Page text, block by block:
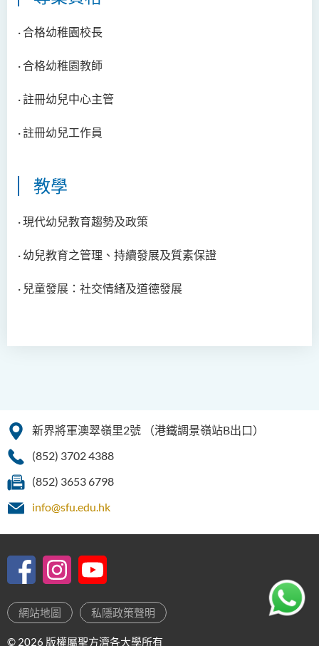
· 合格幼稚園校長
· 合格幼稚園教師
· 註冊幼兒中心主管
· 註冊幼兒工作員
教學
· 現代幼兒教育趨勢及政策
· 幼兒教育之管理、持續發展及質素保證
· 兒童發展：社交情緒及道德發展
幼稚園教師語文專業發展課
程 - 基本課程
機器翻譯譯後編輯比賽 2021
全港中學翻譯科技問答比賽
新界將軍澳翠嶺里2號
（港鐵調景嶺站B出口）
(852) 3702 4388
(852) 3653 6798
info@sfu.edu.hk
網站地圖 私隱政策聲明
© 2026 版權屬聖方濟各大學所有